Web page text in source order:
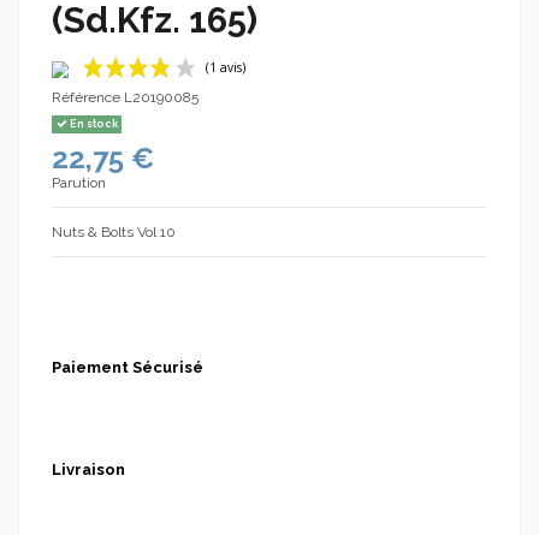
(Sd.Kfz. 165)
Référence L20190085
En stock
22,75 €
Parution
Nuts & Bolts Vol 10
Paiement Sécurisé
Livraison